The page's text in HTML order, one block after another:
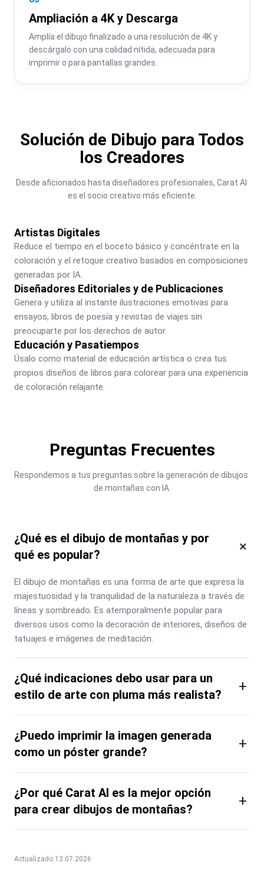
Ampliación a 4K y Descarga
Amplía el dibujo finalizado a una resolución de 4K y
descárgalo con una calidad nítida, adecuada para
imprimir o para pantallas grandes.
Solución de Dibujo para Todos
los Creadores
Desde aficionados hasta diseñadores profesionales, Carat AI
es el socio creativo más eficiente.
Artistas Digitales
Reduce el tiempo en el boceto básico y concéntrate en la
coloración y el retoque creativo basados en composiciones
generadas por IA.
Diseñadores Editoriales y de Publicaciones
Genera y utiliza al instante ilustraciones emotivas para
ensayos, libros de poesía y revistas de viajes sin
preocuparte por los derechos de autor.
Educación y Pasatiempos
Úsalo como material de educación artística o crea tus
propios diseños de libros para colorear para una experiencia
de coloración relajante.
Preguntas Frecuentes
Respondemos a tus preguntas sobre la generación de dibujos
de montañas con IA.
¿Qué es el dibujo de montañas y por
qué es popular?
×
El dibujo de montañas es una forma de arte que expresa la
majestuosidad y la tranquilidad de la naturaleza a través de
líneas y sombreado. Es atemporalmente popular para
diversos usos como la decoración de interiores, diseños de
tatuajes e imágenes de meditación.
¿Qué indicaciones debo usar para un
estilo de arte con pluma más realista?
+
¿Puedo imprimir la imagen generada
como un póster grande?
+
¿Por qué Carat AI es la mejor opción
para crear dibujos de montañas?
+
Actualizado 13.07.2026